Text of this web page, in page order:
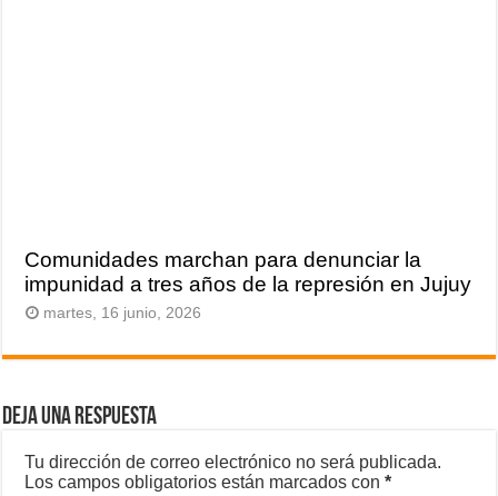
Comunidades marchan para denunciar la
impunidad a tres años de la represión en Jujuy
martes, 16 junio, 2026
Deja una respuesta
Tu dirección de correo electrónico no será publicada.
Los campos obligatorios están marcados con*